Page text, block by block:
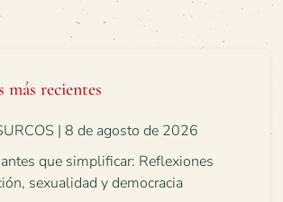
recientes
| 8 de agosto de 2026
que simplificar: Reflexiones
sexualidad y democracia